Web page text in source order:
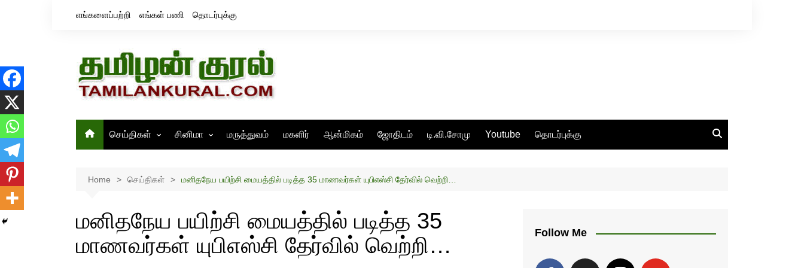
எங்களைப்பற்றி எங்கள் பணி தொடர்புக்கு
செய்திகள்
இந்தியா
சினிமா
திரைவிமர்சனம்
மருத்துவம் மகளிர் ஆன்மிகம் ஜோதிடம் டி.வி.சோமு Youtube தொடர்புக்கு
Home செய்திகள் மனிதநேய பயிற்சி மையத்தில் படித்த 35 மாணவர்கள் யுபிஎஸ்சி தேர்வில் வெற்றி…
மனிதநேய பயிற்சி மையத்தில் படித்த 35
மாணவர்கள் யுபிஎஸ்சி தேர்வில் வெற்றி…
Follow Me